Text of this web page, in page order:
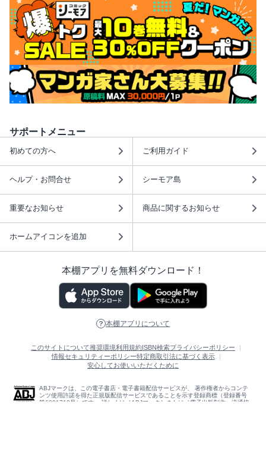
サポートメニュー
初めての方へ ご利用ガイド
ヘルプ・お問合せ シーモア島
重要なお知らせ 商品に関するお知らせ
ホームアイコンを追加
本棚アプリを無料ダウンロード！
本棚アプリについて
このサイトについて推奨環境利用規約 ISBN検索プライバシーポリシー
情報セキュリティーポリシー特定商取引法に基づく表示
安心してお使いいただくために
ABJマークは、この電子書店・電子書籍配信サービスが、 著作権者からコンテ
ンツ使用許諾を得た正規版配信サービスであることを示す登録商標（登録番号
第6091713号）です。 詳しくは［ABJマーク］または［電子出版制作・流通協